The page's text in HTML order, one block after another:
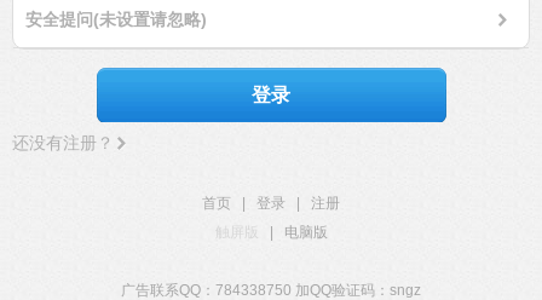
安全提问(未设置请忽略)
登录
还没有注册？
首页 登录
注册
触屏版
电脑版
广告联系QQ：784338750 加QQ验证码：sngz